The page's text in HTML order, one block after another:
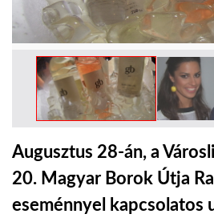
LINKTR.EE
GLOBOZSARU
DOBRAVERO.HU
LATIMO.HU
GLOBOBOOK
Augusztus 28-án, a
20. Magyar Borok Útja
eseménnyel kapcsolatos